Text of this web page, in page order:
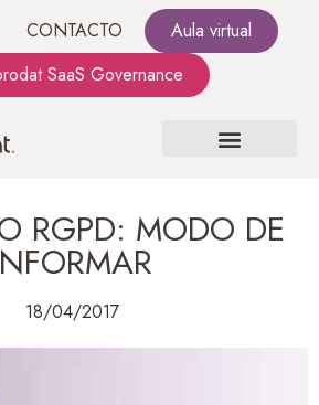
CONTACTO
Aula virtual
SaaS Governance
RGPD: MODO DE
18/04/2017